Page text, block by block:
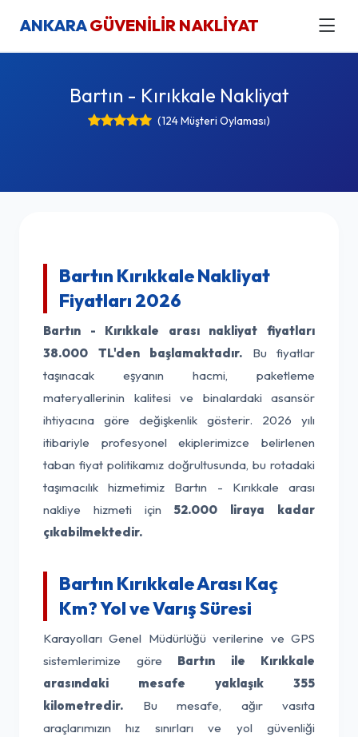
ANKARAGÜVENİLİR NAKLİYAT
Bartın - Kırıkkale Nakliyat
(124 Müşteri Oylaması)
Bartın Kırıkkale Nakliyat
Fiyatları 2026
Bartın - Kırıkkale arası nakliyat fiyatları
38.000 TL'den başlamaktadır. Bu fiyatlar
taşınacak eşyanın hacmi, paketleme
materyallerinin kalitesi ve binalardaki asansör
ihtiyacına göre değişkenlik gösterir. 2026 yılı
itibariyle profesyonel ekiplerimizce belirlenen
taban fiyat politikamız doğrultusunda, bu rotadaki
taşımacılık hizmetimiz Bartın - Kırıkkale arası
nakliye hizmeti için52.000 liraya kadar
çıkabilmektedir.
Bartın Kırıkkale Arası Kaç
Km? Yol ve Varış Süresi
Karayolları Genel Müdürlüğü verilerine ve GPS
sistemlerimize göre Bartın ile Kırıkkale
arasındaki mesafe yaklaşık 355
kilometredir. Bu mesafe, ağır vasıta
araçlarımızın hız sınırları ve yol güvenliği